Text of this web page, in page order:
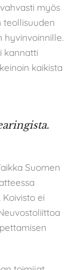
myös
teollisuuden
hyvinvoinnille.
kannatti
kaikista
Suomen
ei